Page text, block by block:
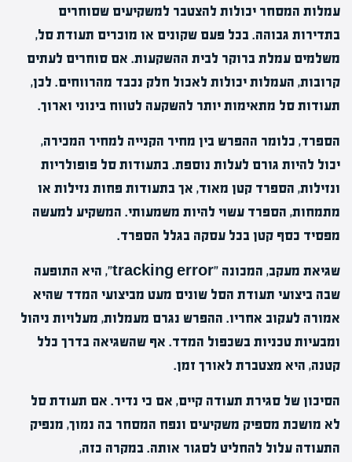
עמלות המסחר יכולות להצטבר למשקיעים שסוחרים
בתדירות גבוהה. בכל פעם שקונים או מוכרים תעודת סל,
משלמים עמלת ברוקר לבית ההשקעות. אם סוחרים לעתים
קרובות, העמלות יכולות לאכול חלק נכבד מהרווחים. לכן,
תעודות סל מתאימות יותר להשקעה לטווח בינוני וארוך.
הספרד, כלומר ההפרש בין מחיר הקנייה למחיר המכירה,
יכול להיות גורם לעלות נוספת. בתעודות סל פופולריות
ונזילות, הספרד קטן מאוד, אך בתעודות פחות נזילות או
מתמחות, הספרד עשוי להיות משמעותי. המשקיע למעשה
מפסיד כסף קטן בכל עסקה בגלל הספרד.
שגיאת מעקב, המכונה "tracking error", היא התופעה
שבה ביצועי תעודת הסל שונים מעט מביצועי המדד שהיא
אמורה לעקוב אחריו. ההפרש נגרם מעמלות, מעלויות ניהול
ומבעיות טכניות בשכפול המדד. אף שהשגיאה בדרך כלל
קטנה, היא מצטברת לאורך זמן.
הסיכון של סגירת תעודה קיים, אם כי נדיר. אם תעודת סל
לא מושכת מספיק משקיעים ונפח המסחר בה נמוך, מנפיק
התעודה עלול להחליט לסגור אותה. במקרה כזה,